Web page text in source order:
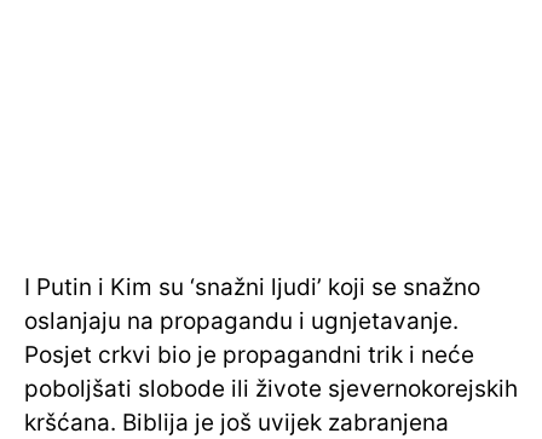
I Putin i Kim su ‘snažni ljudi’ koji se snažno
oslanjaju na propagandu i ugnjetavanje.
Posjet crkvi bio je propagandni trik i neće
poboljšati slobode ili živote sjevernokorejskih
kršćana. Biblija je još uvijek zabranjena